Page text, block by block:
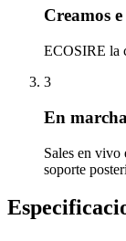
Creamos
ECOSIRE la
3
En
Sales en vivo
soporte